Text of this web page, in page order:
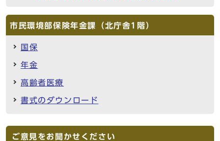
市民環境部保険年金課（北庁舎1階）
国保
年金
高齢者医療
書式のダウンロード
ご意見をお聞かせください